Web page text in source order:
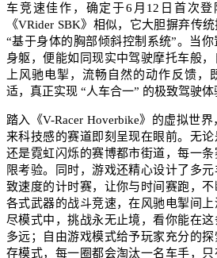
车竞速佳作，确定于6月12日首次登
《VRider SBK》相似，它大胆摒弃传
“基于身体的胸部倾斜控制系统”。当
身躯，便能如同现实中驾驶摩托车般
上风驰电掣，流畅自然的动作反馈，
适，真正实现 “人车合一” 的极致驾驶体
踏入《V-Racer Hoverbike》的虚拟世
来科技感的赛道即刻呈现在眼前。无论
还是霓虹闪烁的赛博都市街道，每一
限考验。同时，游戏还精心设计了多
致速度的计时赛，让你与时间赛跑，
各式武器的战斗竞速，在风驰电掣间
尽模式中，挑战永无止境，看你能在
多远；自由游戏模式给予玩家充分的
存模式，每一圈都会淘汰一名车手，